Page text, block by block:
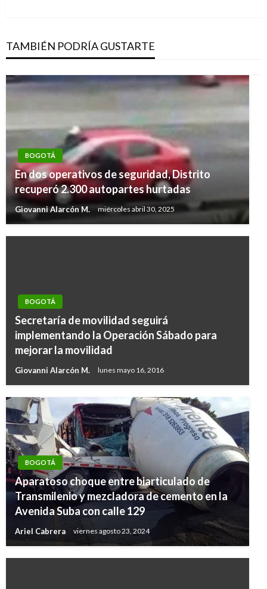
TAMBIÉN PODRÍA GUSTARTE
BOGOTÁ
En dos operativos de seguridad, Distrito
recuperó 2.300 autopartes hurtadas
Giovanni Alarcón M. miércoles abril 30, 2025
BOGOTÁ
Secretaría de movilidad seguirá
implementando la Operación Sábado para
mejorar la movilidad
Giovanni Alarcón M. lunes mayo 16, 2016
BOGOTÁ
Aparatoso choque entre biarticulado de
Transmilenio y mezcladora de cemento en la
Avenida Suba con calle 129
Ariel Cabrera viernes agosto 23, 2024